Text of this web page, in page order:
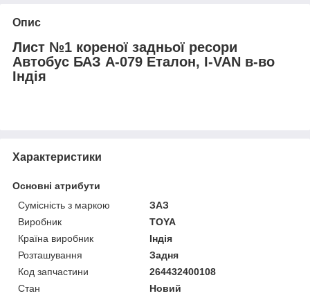
Опис
Лист №1 кореної задньої ресори
Автобус БАЗ А-079 Еталон, I-VAN в-во
Індія
Характеристики
Основні атрибути
Сумісність з маркою
ЗАЗ
Виробник
TOYA
Країна виробник
Індія
Розташування
Задня
Код запчастини
264432400108
Стан
Новий